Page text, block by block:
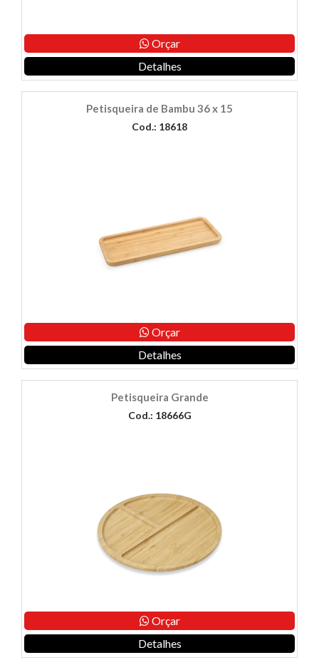
Orçar
Detalhes
Petisqueira de Bambu 36 x 15
Cod.: 18618
Orçar
Detalhes
Petisqueira Grande
Cod.: 18666G
Orçar
Detalhes